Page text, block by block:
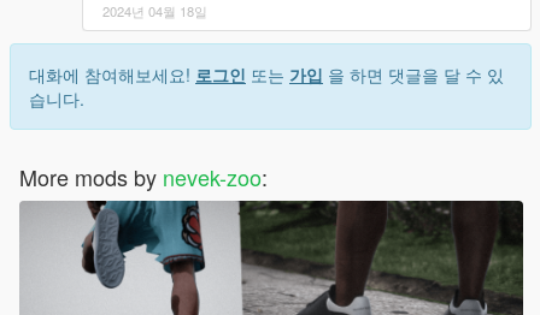
2024년 04월 18일
대화에 참여해보세요! 로그인 또는 가입 을 하면 댓글을 달 수 있
습니다.
More mods by nevek-zoo: